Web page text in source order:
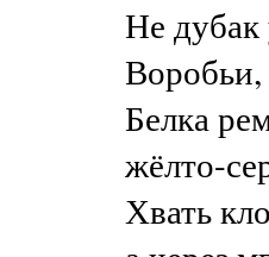
Не
Белка
жёлто-
Хвать